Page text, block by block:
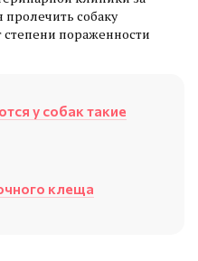
собаку
степени пораженности
у собак такие
клеща